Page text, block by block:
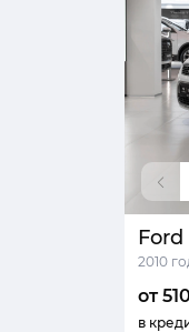
Ford
2010
от
в